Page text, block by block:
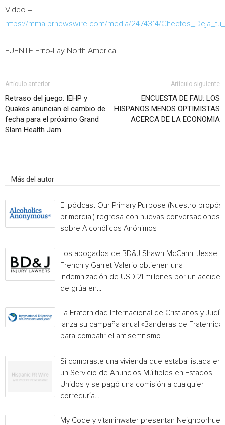
Video –
https://mma.prnewswire.com/media/2474314/
FUENTE Frito-Lay North America
Artículo anterior
Retraso del juego: IEHP y
Quakes anuncian el cambio de
fecha para el próximo Grand
Slam Health Jam
Artículo siguiente
ENCUESTA DE FAU: LOS
HISPANOS MENOS OPTIMISTAS
ACERCA DE LA ECONOMIA
Más del autor
El pódcast Our Primary Purpose (Nuestro
primordial) regresa con nuevas conversaciones
sobre Alcohólicos Anónimos
Los abogados de BD&J Shawn McCann, Jesse
French y Garret Valerio obtienen una
indemnización de USD 21 millones por un
de grúa en...
La Fraternidad Internacional de Cristianos y
lanza su campaña anual «Banderas de
para combatir el antisemitismo
Si compraste una vivienda que estaba listada en
un Servicio de Anuncios Múltiples en Estados
Unidos y se pagó una comisión a cualquier
correduría...
My Code y vitaminwater presentan Neighborhue: